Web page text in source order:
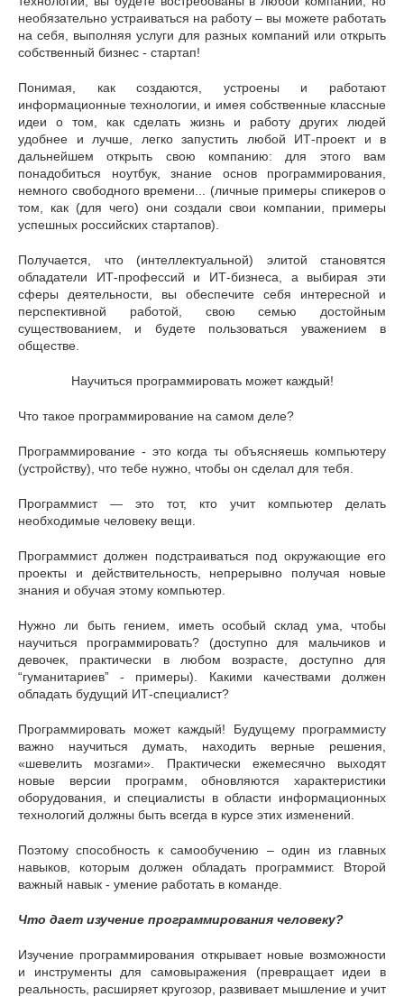
необязательно устраиваться на работу – вы можете работать
на себя, выполняя услуги для разных компаний или открыть
собственный бизнес - стартап!
Понимая, как создаются, устроены и работают
информационные технологии, и имея собственные классные
идеи о том, как сделать жизнь и работу других людей
удобнее и лучше, легко запустить любой ИТ-проект и в
дальнейшем открыть свою компанию: для этого вам
понадобиться ноутбук, знание основ программирования,
немного свободного времени... (личные примеры спикеров о
том, как (для чего) они создали свои компании, примеры
успешных российских стартапов).
Получается, что (интеллектуальной) элитой становятся
обладатели ИТ-профессий и ИТ-бизнеса, а выбирая эти
сферы деятельности, вы обеспечите себя интересной и
перспективной работой, свою семью достойным
существованием, и будете пользоваться уважением в
обществе.
Научиться программировать может каждый!
Что такое программирование на самом деле?
Программирование - это когда ты объясняешь компьютеру
(устройству), что тебе нужно, чтобы он сделал для тебя.
Программист — это тот, кто учит компьютер делать
необходимые человеку вещи.
Программист должен подстраиваться под окружающие его
проекты и действительность, непрерывно получая новые
знания и обучая этому компьютер.
Нужно ли быть гением, иметь особый склад ума, чтобы
научиться программировать? (доступно для мальчиков и
девочек, практически в любом возрасте, доступно для
“гуманитариев” - примеры). Какими качествами должен
обладать будущий ИТ-специалист?
Программировать может каждый! Будущему программисту
важно научиться думать, находить верные решения,
«шевелить мозгами». Практически ежемесячно выходят
новые версии программ, обновляются характеристики
оборудования, и специалисты в области информационных
технологий должны быть всегда в курсе этих изменений.
Поэтому способность к самообучению – один из главных
навыков, которым должен обладать программист. Второй
важный навык - умение работать в команде.
Что дает изучение программирования человеку?
Изучение программирования открывает новые возможности
и инструменты для самовыражения (превращает идеи в
реальность, расширяет кругозор, развивает мышление и учит